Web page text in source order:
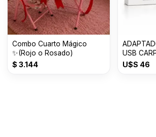
Combo Cuarto Mágico
✨(Rojo o Rosado)
$ 3.144
USB
U$S 46